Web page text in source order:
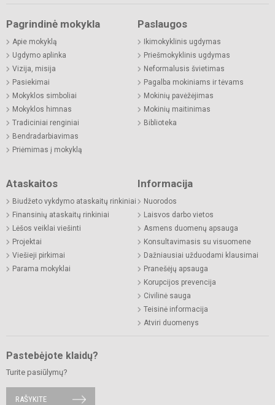
Pagrindinė mokykla
Apie mokyklą
Ugdymo aplinka
Vizija, misija
Pasiekimai
Mokyklos simboliai
Mokyklos himnas
Tradiciniai renginiai
Bendradarbiavimas
Priėmimas į mokyklą
Paslaugos
Ikimokyklinis ugdymas
Priešmokyklinis ugdymas
Neformalusis švietimas
Pagalba mokiniams ir tėvams
Mokinių pavėžėjimas
Mokinių maitinimas
Biblioteka
Ataskaitos
Biudžeto vykdymo ataskaitų rinkiniai
Finansinių ataskaitų rinkiniai
Lėšos veiklai viešinti
Projektai
Viešieji pirkimai
Parama mokyklai
Informacija
Nuorodos
Laisvos darbo vietos
Asmens duomenų apsauga
Konsultavimasis su visuomene
Dažniausiai užduodami klausimai
Pranešėjų apsauga
Korupcijos prevencija
Civilinė sauga
Teisinė informacija
Atviri duomenys
Pastebėjote klaidų?
Turite pasiūlymų?
RAŠYKITE